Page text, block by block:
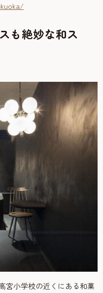
も絶妙な和ス
宮小学校の近くにある和菓